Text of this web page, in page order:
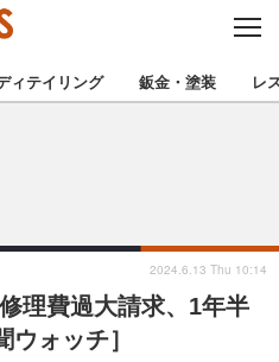
C
S
E
プロショップを地域から探す
北陸
関西
ィテイリング 鈑金・塗装 レ
理費過大請求、1年半
ォッチ］
2024.6.13 Thu 10:14